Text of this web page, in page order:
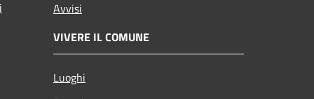
Avvisi
VIVERE IL COMUNE
Luoghi